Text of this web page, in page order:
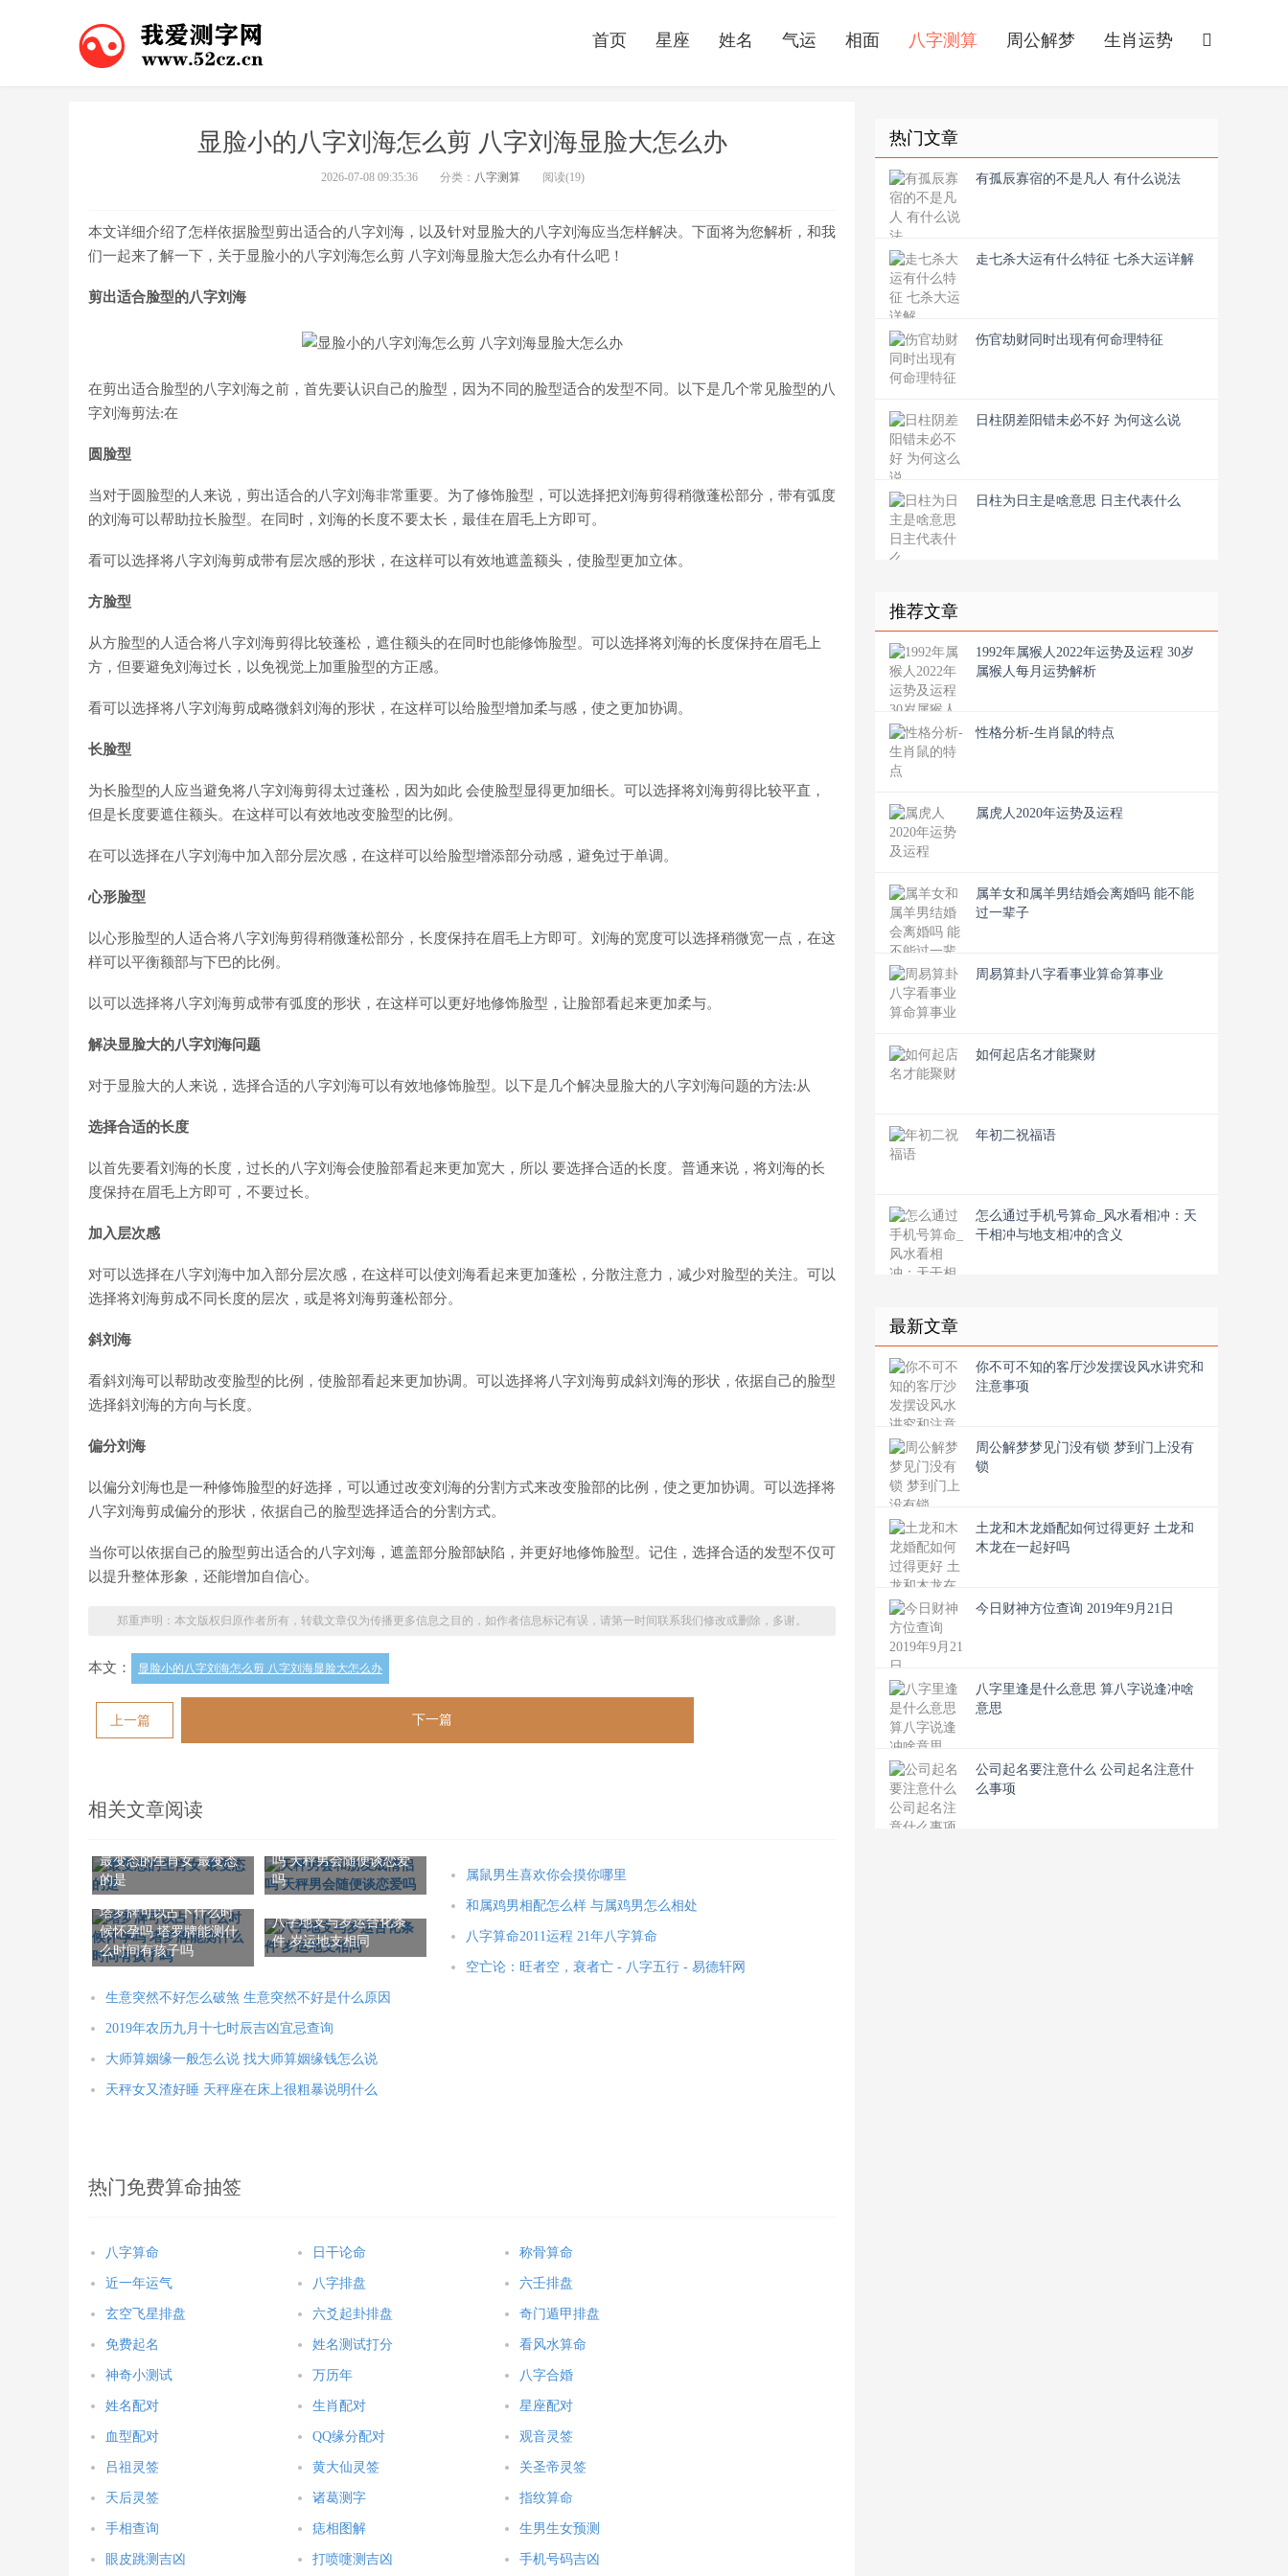
首页 星座 姓名 气运 相面 八字测算 周公解梦 生肖运势
显脸小的八字刘海怎么剪 八字刘海显脸大怎么办
2026-07-08 09:35:36 分类： 八字测算 阅读(19)
本文详细介绍了怎样依据脸型剪出适合的八字刘海，以及针对显脸大的八字刘海应当怎样解决。下面将为您解析，和我
们一起来了解一下，关于显脸小的八字刘海怎么剪 八字刘海显脸大怎么办有什么吧！
剪出适合脸型的八字刘海
在剪出适合脸型的八字刘海之前，首先要认识自己的脸型，因为不同的脸型适合的发型不同。以下是几个常见脸型的八
字刘海剪法:在
圆脸型
当对于圆脸型的人来说，剪出适合的八字刘海非常重要。为了修饰脸型，可以选择把刘海剪得稍微蓬松部分，带有弧度
的刘海可以帮助拉长脸型。在同时，刘海的长度不要太长，最佳在眉毛上方即可。
看可以选择将八字刘海剪成带有层次感的形状，在这样可以有效地遮盖额头，使脸型更加立体。
方脸型
从方脸型的人适合将八字刘海剪得比较蓬松，遮住额头的在同时也能修饰脸型。可以选择将刘海的长度保持在眉毛上
方，但要避免刘海过长，以免视觉上加重脸型的方正感。
看可以选择将八字刘海剪成略微斜刘海的形状，在这样可以给脸型增加柔与感，使之更加协调。
长脸型
为长脸型的人应当避免将八字刘海剪得太过蓬松，因为如此 会使脸型显得更加细长。可以选择将刘海剪得比较平直，
但是长度要遮住额头。在这样可以有效地改变脸型的比例。
在可以选择在八字刘海中加入部分层次感，在这样可以给脸型增添部分动感，避免过于单调。
心形脸型
以心形脸型的人适合将八字刘海剪得稍微蓬松部分，长度保持在眉毛上方即可。刘海的宽度可以选择稍微宽一点，在这
样可以平衡额部与下巴的比例。
以可以选择将八字刘海剪成带有弧度的形状，在这样可以更好地修饰脸型，让脸部看起来更加柔与。
解决显脸大的八字刘海问题
对于显脸大的人来说，选择合适的八字刘海可以有效地修饰脸型。以下是几个解决显脸大的八字刘海问题的方法:从
选择合适的长度
以首先要看刘海的长度，过长的八字刘海会使脸部看起来更加宽大，所以 要选择合适的长度。普通来说，将刘海的长
度保持在眉毛上方即可，不要过长。
加入层次感
对可以选择在八字刘海中加入部分层次感，在这样可以使刘海看起来更加蓬松，分散注意力，减少对脸型的关注。可以
选择将刘海剪成不同长度的层次，或是将刘海剪蓬松部分。
斜刘海
看斜刘海可以帮助改变脸型的比例，使脸部看起来更加协调。可以选择将八字刘海剪成斜刘海的形状，依据自己的脸型
选择斜刘海的方向与长度。
偏分刘海
以偏分刘海也是一种修饰脸型的好选择，可以通过改变刘海的分割方式来改变脸部的比例，使之更加协调。可以选择将
八字刘海剪成偏分的形状，依据自己的脸型选择适合的分割方式。
当你可以依据自己的脸型剪出适合的八字刘海，遮盖部分脸部缺陷，并更好地修饰脸型。记住，选择合适的发型不仅可
以提升整体形象，还能增加自信心。
郑重声明：本文版权归原作者所有，转载文章仅为传播更多信息之目的，如作者信息标记有误，请第一时间联系我们修改或删除，多谢。
本文： 显脸小的八字刘海怎么剪 八字刘海显脸大怎么办
上一篇 下一篇
相关文章阅读
最变态的生肖女 最变态
的是
吗 天秤男会随便谈恋爱
吗
塔罗牌可以占卜什么时
候怀孕吗 塔罗牌能测什
么时间有孩子吗
八字地支与岁运合化条
件 岁运地支相同
属鼠男生喜欢你会摸你哪里
和属鸡男相配怎么样 与属鸡男怎么相处
八字算命2011运程 21年八字算命
空亡论：旺者空，衰者亡 - 八字五行 - 易德轩网
生意突然不好怎么破煞 生意突然不好是什么原因
2019年农历九月十七时辰吉凶宜忌查询
大师算姻缘一般怎么说 找大师算姻缘钱怎么说
天秤女又渣好睡 天秤座在床上很粗暴说明什么
热门免费算命抽签
八字算命 日干论命 称骨算命
近一年运气 八字排盘 六壬排盘
玄空飞星排盘 六爻起卦排盘 奇门遁甲排盘
免费起名 姓名测试打分 看风水算命
神奇小测试 万历年 八字合婚
姓名配对 生肖配对 星座配对
血型配对 QQ缘分配对 观音灵签
吕祖灵签 黄大仙灵签 关圣帝灵签
天后灵签 诸葛测字 指纹算命
手相查询 痣相图解 生男生女预测
眼皮跳测吉凶 打喷嚏测吉凶 手机号码吉凶
热门文章
有孤辰寡宿的不是凡人 有什么说法
走七杀大运有什么特征 七杀大运详解
伤官劫财同时出现有何命理特征
日柱阴差阳错未必不好 为何这么说
日柱为日主是啥意思 日主代表什么
推荐文章
1992年属猴人2022年运势及运程 30岁
属猴人每月运势解析
性格分析-生肖鼠的特点
属虎人2020年运势及运程
属羊女和属羊男结婚会离婚吗 能不能
过一辈子
周易算卦八字看事业算命算事业
如何起店名才能聚财
年初二祝福语
怎么通过手机号算命_风水看相冲：天
干相冲与地支相冲的含义
最新文章
你不可不知的客厅沙发摆设风水讲究和
注意事项
周公解梦梦见门没有锁 梦到门上没有
锁
土龙和木龙婚配如何过得更好 土龙和
木龙在一起好吗
今日财神方位查询 2019年9月21日
八字里逢是什么意思 算八字说逢冲啥
意思
公司起名要注意什么 公司起名注意什
么事项